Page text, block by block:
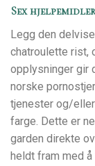
Sex
Legg den
chatroulette rist,
opplysninger gir
norske
tjenester og/eller
farge. Dette er
garden direkte
heldt fram med